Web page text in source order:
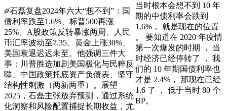
石磊复盘2024年六大“想不到”：国
债利率跌至1.6%、标普500再涨
25%、A股政策反转暴涨两周、人民
币汇率波动至7.35、黄金上涨30%、
美国衰退迟迟未至。他强调三件大
事：川普胜选加剧美国极化与民粹反
噬、中国政策托底资产负债表、坚守
结构性刺激（两新两重）。展望
2025，石磊主张放弃预测，通过系统
化洞察和风险配置捕捉长期收益，尤
当时根本会想不到 10 年
期的中债利率会跌到
1.6%， 就是现在的位置
。 要知道在 2020 年疫情
第一次爆发的时期 ， 当
时经济已经停转了 ， 我
们的 10 年期国债利率也
才是 2.4%， 那现在已经
1.6 了 ， 低于当时 80 个
BP。